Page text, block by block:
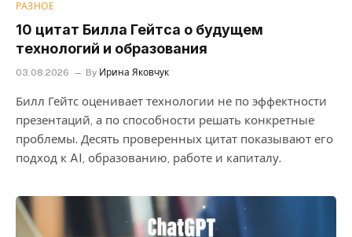
РАЗНОЕ
10 цитат Билла Гейтса о будущем
технологий и образования
03.08.2026 By Ирина Яковчук
Билл Гейтс оценивает технологии не по эффектности
презентаций, а по способности решать конкретные
проблемы. Десять проверенных цитат показывают его
подход к AI, образованию, работе и капиталу.